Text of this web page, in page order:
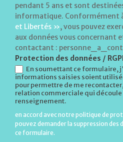
pendant 5 ans et sont
informatique. Conformément
et Libertés », vous pouvez
aux données vous concernant
contactant :
Protection des données /
En soumettant ce formulaire,
informations saisies soient
pour permettre de me
relation commerciale qui
renseignement.
en accord avec notre politique de
pouvez demander la suppression des
ce formulaire.